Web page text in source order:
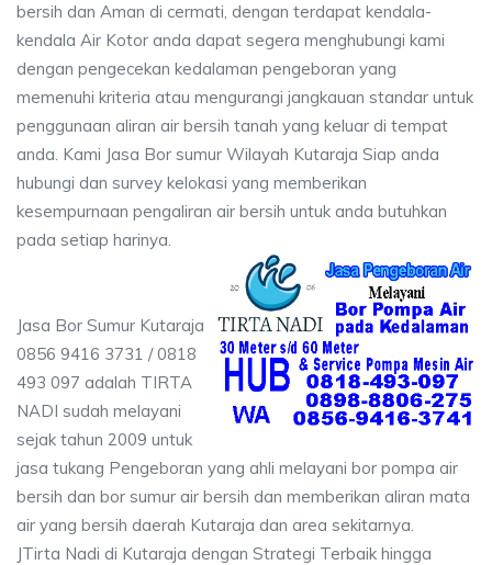
bersih dan Aman di cermati, dengan terdapat kendala-
kendala Air Kotor anda dapat segera menghubungi kami
dengan pengecekan kedalaman pengeboran yang
memenuhi kriteria atau mengurangi jangkauan standar untuk
penggunaan aliran air bersih tanah yang keluar di tempat
anda. Kami Jasa Bor sumur Wilayah Kutaraja Siap anda
hubungi dan survey kelokasi yang memberikan
kesempurnaan pengaliran air bersih untuk anda butuhkan
pada setiap harinya.
Jasa Bor Sumur Kutaraja
0856 9416 3731 / 0818
493 097 adalah TIRTA
NADI sudah melayani
sejak tahun 2009 untuk
jasa tukang Pengeboran yang ahli melayani bor pompa air
bersih dan bor sumur air bersih dan memberikan aliran mata
air yang bersih daerah Kutaraja dan area sekitarnya.
JTirta Nadi di Kutaraja dengan Strategi Terbaik hingga